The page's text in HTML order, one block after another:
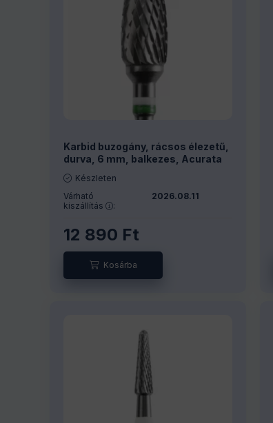
Karbid buzogány, rácsos élezetű,
durva, 6 mm, balkezes, Acurata
Készleten
Várható
kiszállítás
:
2026.08.11
12 890 Ft